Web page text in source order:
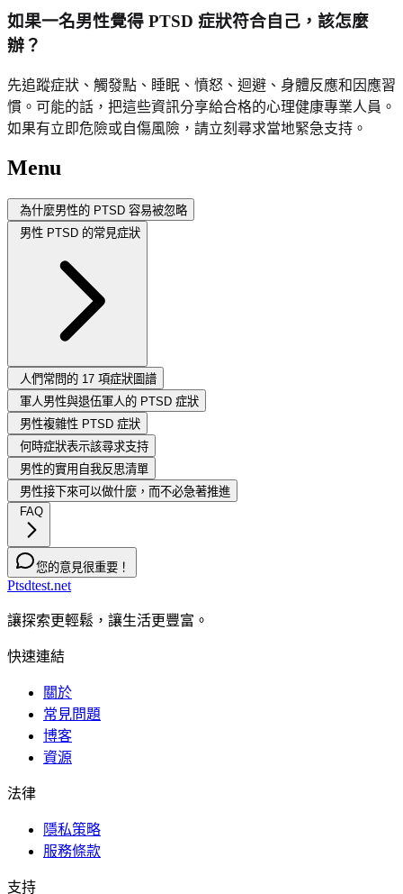
如果一名男性覺得 PTSD 症狀符合自己，該怎麼
辦？
先追蹤症狀、觸發點、睡眠、憤怒、迴避、身體反應和因應習
慣。可能的話，把這些資訊分享給合格的心理健康專業人員。
如果有立即危險或自傷風險，請立刻尋求當地緊急支持。
Menu
為什麼男性的 PTSD 容易被忽略
男性 PTSD 的常見症狀
人們常問的 17 項症狀圖譜
軍人男性與退伍軍人的 PTSD 症狀
男性複雜性 PTSD 症狀
何時症狀表示該尋求支持
男性的實用自我反思清單
男性接下來可以做什麼，而不必急著推進
FAQ
您的意見很重要！
Ptsdtest.net
讓探索更輕鬆，讓生活更豐富。
快速連結
關於
常見問題
博客
資源
法律
隱私策略
服務條款
支持